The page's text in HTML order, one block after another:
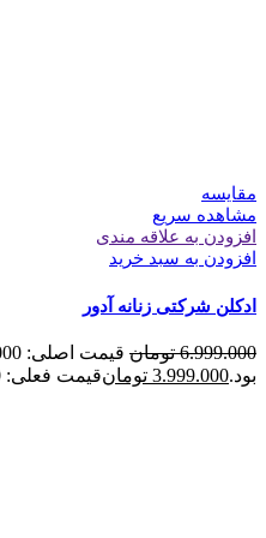
مقایسه
مشاهده سریع
افزودن به علاقه مندی
افزودن به سبد خرید
ادکلن شرکتی زنانه آدور
6.999.000 تومان
بود.3.999.000 تومانقیمت فعلی: 3.999.000 تومان.